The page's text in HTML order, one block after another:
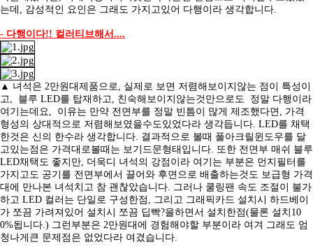
는데, 감성적인 요인은 그래도 가지고있어 다행이라 생각합니다.
- 다행이다!! 컬러티브해서....
▲ 녀석은 2만원대제품으로, 실제로 보면 저렴해보이지않는 점이 특성이
고, 블루 LED를 탑재하고, 친숙해보이지않는것만으로도 정말 다행이라
여기는데요, 이유는 만약 전면부를 정말 빈틈이 많게 제조했다면, 가격
형성의 상대적으로 저렴해보였을수도있었다라 생각듭니다. LED를 채택
한것은 신의 한수라 생각합니다. 결과적으로 볼때 풀아크릴윈도우를 달
고있는점은 가격대로볼때는 보기드문형태입니다. 또한 전면부 매쉬 블루
LED채택도 좋지만, 더욱디 녀석의 강점이라 여기는 부분은 먼지필터를
가지고도 공기를 전면부에서 끌어와 후면으로 배출하는것도 보급형 가격
대에 만나본 녀석치고 참 괜찮았습니다. 그러나 쿨링팬 속도 조절이 불가
하고 LED 컬러는 단일로 구성한점, 그리고 그래픽카드 설치시 하드베이
가 쪼끔 가려져있어 설치시 쪼끔 딥빡?을하면서 설치한점(물론 설치10
0%됩니다.) 그런부분은 2만원대에 경험해야할 부분이라 여겨 그래도 엄
청나게큰 문제점은 없었다라 여겼습니다.